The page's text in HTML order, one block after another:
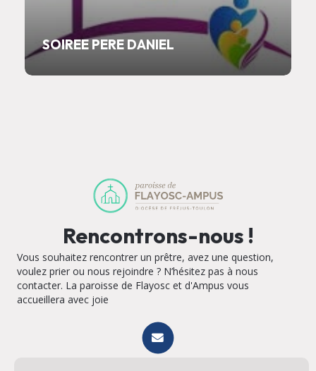
SOIREE PERE DANIEL
Rencontrons-nous !
Vous souhaitez rencontrer un prêtre, avez une question,
voulez prier ou nous rejoindre ? N’hésitez pas à nous
contacter. La paroisse de Flayosc et d'Ampus vous
accueillera avec joie